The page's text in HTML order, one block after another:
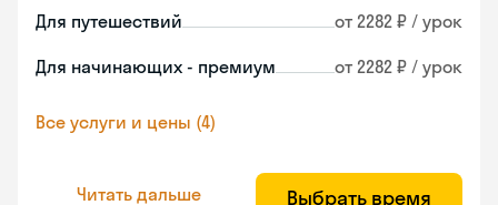
Для путешествий от 2282 ₽ / урок
Для начинающих - премиум от 2282 ₽ / урок
Все услуги и цены (4)
Читать дальше Выбрать время